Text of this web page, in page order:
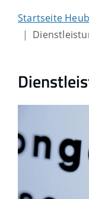
Startseite